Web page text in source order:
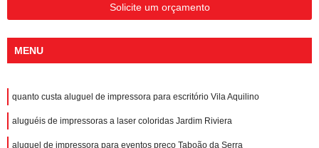
Solicite um orçamento
MENU
quanto custa aluguel de impressora para escritório Vila Aquilino
aluguéis de impressoras a laser coloridas Jardim Riviera
aluguel de impressora para eventos preço Taboão da Serra